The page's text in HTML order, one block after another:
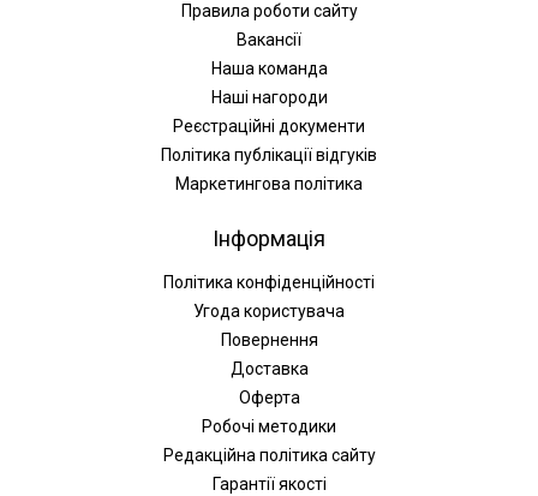
Правила роботи сайту
Вакансії
Наша команда
Наші нагороди
Реєстраційні документи
Політика публікації відгуків
Маркетингова політика
Інформація
Політика конфіденційності
Угода користувача
Повернення
Доставка
Оферта
Робочі методики
Редакційна політика сайту
Гарантії якості